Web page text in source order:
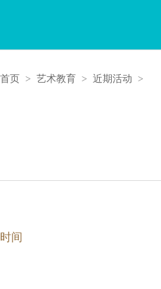
首页 > 艺术教育 > 近期活动 >
时间